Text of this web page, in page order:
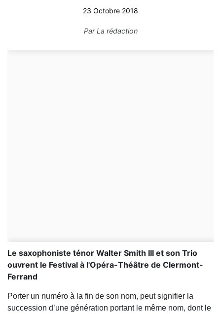
23 Octobre 2018
ParLa rédaction
Le saxophoniste ténor Walter Smith III et son Trio
ouvrent le Festival à l'Opéra-Théâtre de Clermont-
Ferrand
Porter un numéro à la fin de son nom, peut signifier la
succession d’une génération portant le même nom, dont le